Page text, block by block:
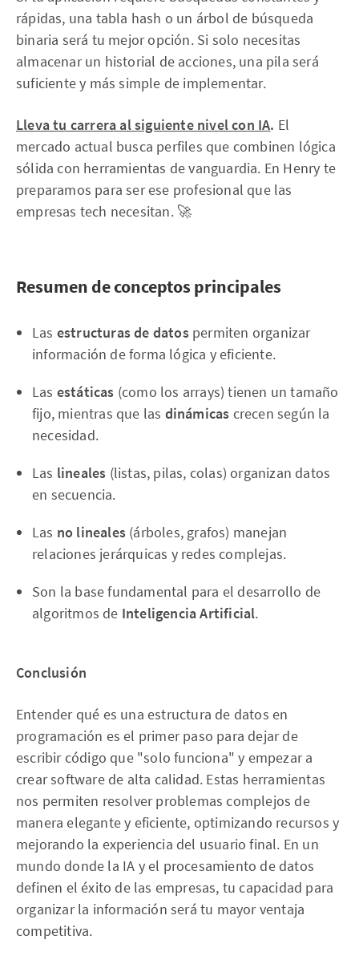
rápidas, una tabla hash o un árbol de búsqueda
binaria será tu mejor opción. Si solo necesitas
almacenar un historial de acciones, una pila será
suficiente y más simple de implementar.
Lleva tu carrera al siguiente nivel con IA. El
mercado actual busca perfiles que combinen lógica
sólida con herramientas de vanguardia. En Henry te
preparamos para ser ese profesional que las
empresas tech necesitan. 🚀
Resumen de conceptos principales
Las estructuras de datospermiten organizar
información de forma lógica y eficiente.
Las estáticas (como los arrays) tienen un tamaño
fijo, mientras que las dinámicas crecen según la
necesidad.
Las lineales (listas, pilas, colas) organizan datos
en secuencia.
Las no lineales (árboles, grafos) manejan
relaciones jerárquicas y redes complejas.
Son la base fundamental para el desarrollo de
algoritmos de Inteligencia Artificial.
Conclusión
Entender qué es una estructura de datos en
programación es el primer paso para dejar de
escribir código que "solo funciona" y empezar a
crear software de alta calidad. Estas herramientas
nos permiten resolver problemas complejos de
manera elegante y eficiente, optimizando recursos y
mejorando la experiencia del usuario final. En un
mundo donde la IA y el procesamiento de datos
definen el éxito de las empresas, tu capacidad para
organizar la información será tu mayor ventaja
competitiva.